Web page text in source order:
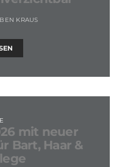
BEN KRAUS
mit neuer
Bart, Haar &